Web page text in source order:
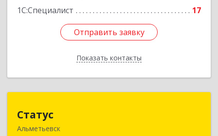
1С:Специалист
17
Отправить заявку
Показать контакты
Отправить заявку
Назад
Статус
Альметьевск
423450, Татарстан Респ, Альметьевск г, Мира